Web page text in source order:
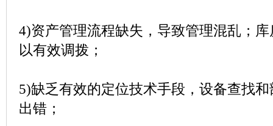
4)资产管理流程缺失，导致管理混乱；
以有效调拨；
5)缺乏有效的定位技术手段，设备查找
出错；